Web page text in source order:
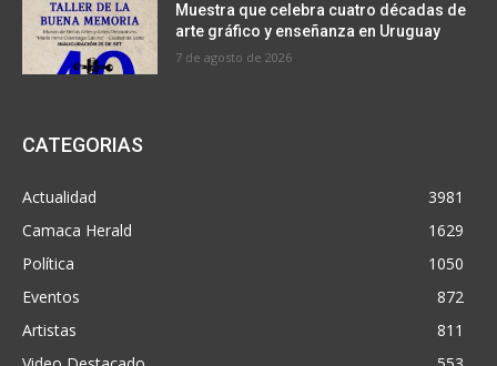
Muestra que celebra cuatro décadas de
arte gráfico y enseñanza en Uruguay
7 de agosto de 2026
CATEGORIAS
Actualidad
3981
Camaca Herald
1629
Política
1050
Eventos
872
Artistas
811